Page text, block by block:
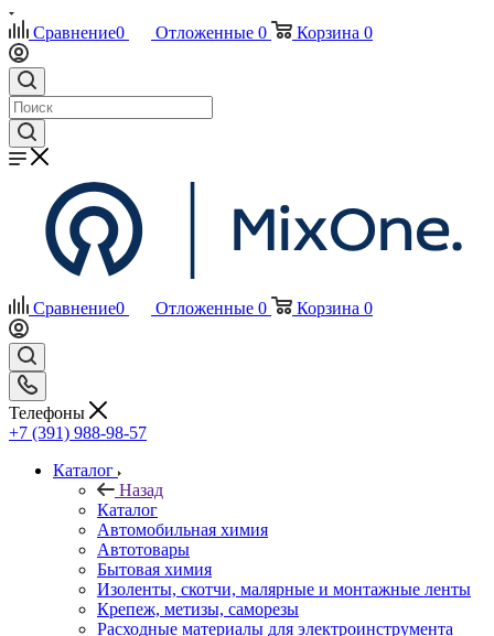
Сравнение0 Отложенные 0 Корзина 0
Сравнение0 Отложенные 0 Корзина 0
Телефоны
+7 (391) 988-98-57
Каталог
Назад
Каталог
Автомобильная химия
Автотовары
Бытовая химия
Изоленты, скотчи, малярные и монтажные ленты
Крепеж, метизы, саморезы
Расходные материалы для электроинструмента